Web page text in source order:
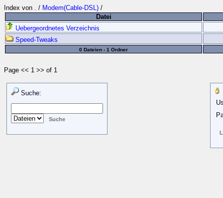
Index von . / Modem(Cable-DSL) /
Datei
Uebergeordnetes Verzeichnis
Speed-Tweaks
0 Dateien - 1 Ordner
Page << 1 >> of 1
Suche: